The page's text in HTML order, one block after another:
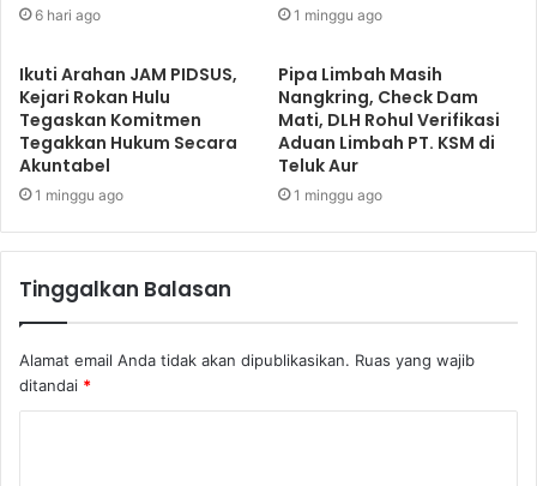
6 hari ago 1 minggu ago
Ikuti Arahan JAM PIDSUS,
Kejari Rokan Hulu
Tegaskan Komitmen
Tegakkan Hukum Secara
Akuntabel
1 minggu ago
Pipa Limbah Masih
Nangkring, Check Dam
Mati, DLH Rohul Verifikasi
Aduan Limbah PT. KSM di
Teluk Aur
1 minggu ago
Tinggalkan Balasan
Alamat email Anda tidak akan dipublikasikan. Ruas yang wajib
ditandai *